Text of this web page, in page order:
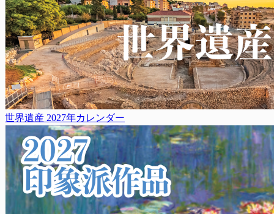
世界遺産 2027年カレンダー